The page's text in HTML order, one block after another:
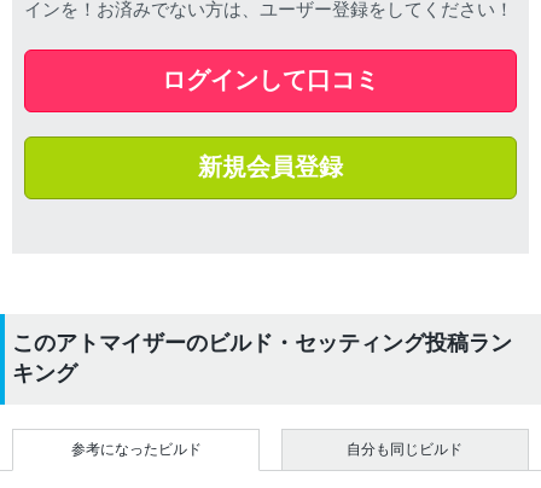
インを！お済みでない方は、ユーザー登録をしてください！
ログインして口コミ
新規会員登録
このアトマイザーのビルド・セッティング投稿ラン
キング
参考になったビルド 自分も同じビルド